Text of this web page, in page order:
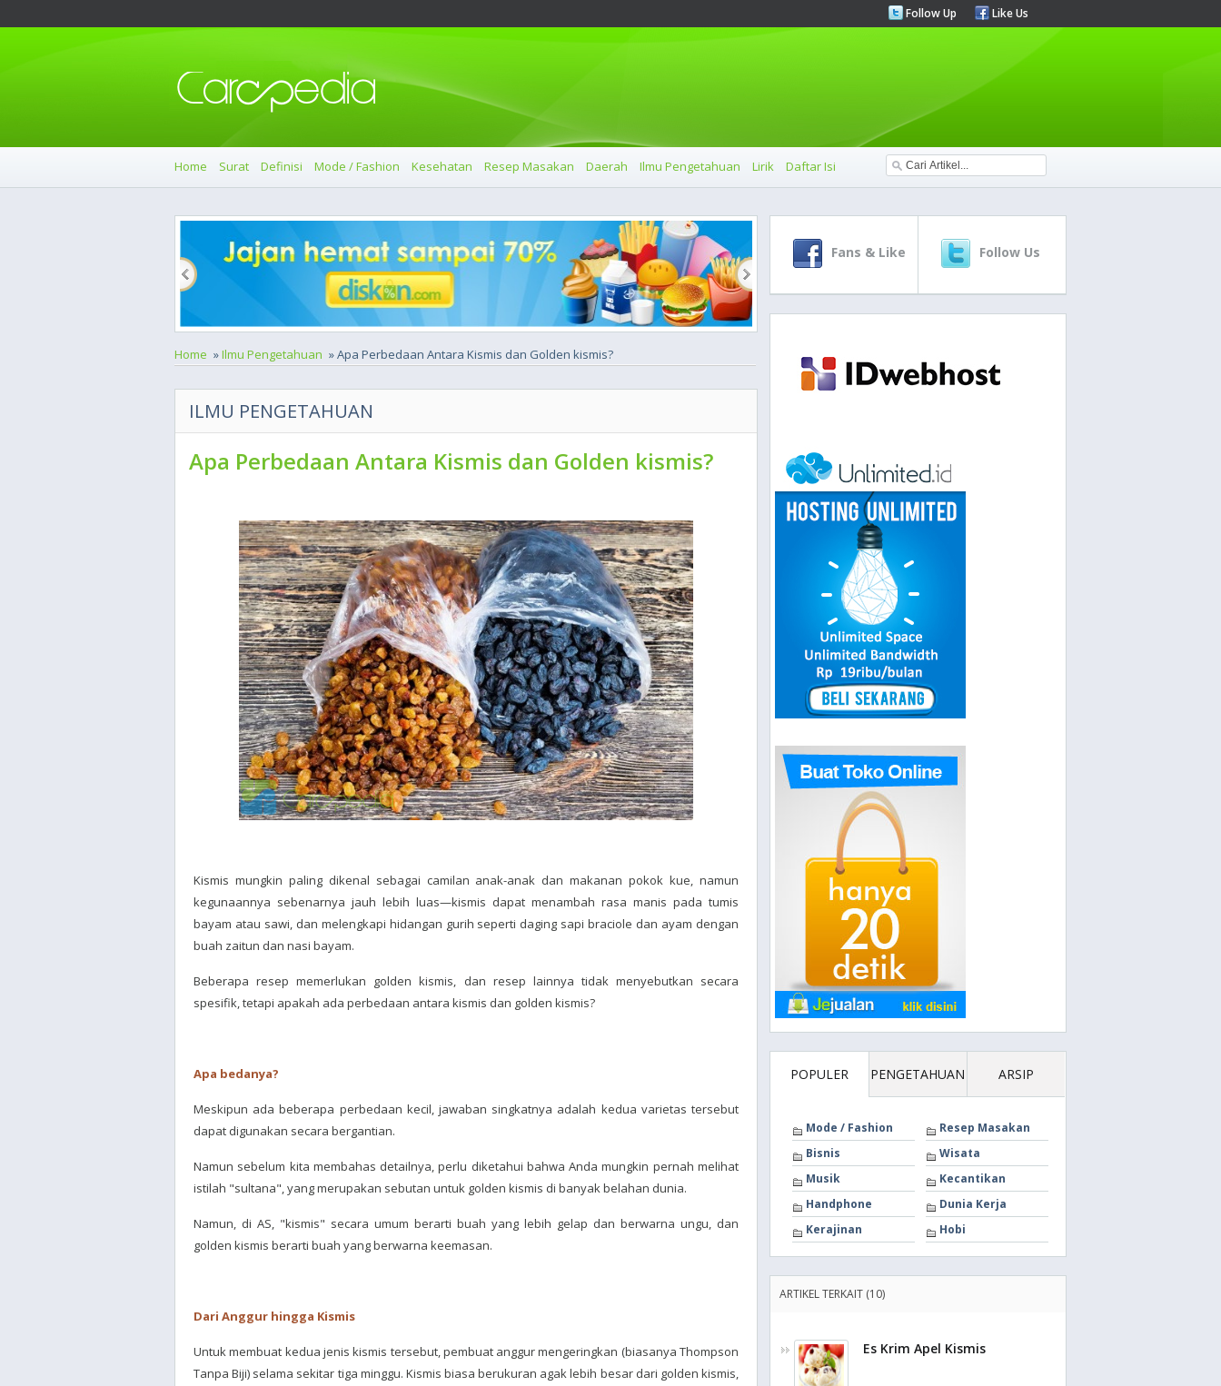
Follow Up Like Us
Home Surat Definisi Mode / Fashion Kesehatan Resep Masakan Daerah Ilmu Pengetahuan Lirik Daftar Isi
Home »Ilmu Pengetahuan » Apa Perbedaan Antara Kismis dan Golden kismis?
ILMU PENGETAHUAN
Apa Perbedaan Antara Kismis dan Golden kismis?
Kismis mungkin paling dikenal sebagai camilan anak-anak dan makanan pokok kue, namun
kegunaannya sebenarnya jauh lebih luas—kismis dapat menambah rasa manis pada tumis
bayam atau sawi, dan melengkapi hidangan gurih seperti daging sapi braciole dan ayam dengan
buah zaitun dan nasi bayam.
Beberapa resep memerlukan golden kismis, dan resep lainnya tidak menyebutkan secara
spesifik, tetapi apakah ada perbedaan antara kismis dan golden kismis?
Apa bedanya?
Meskipun ada beberapa perbedaan kecil, jawaban singkatnya adalah kedua varietas tersebut
dapat digunakan secara bergantian.
Namun sebelum kita membahas detailnya, perlu diketahui bahwa Anda mungkin pernah melihat
istilah "sultana", yang merupakan sebutan untuk golden kismis di banyak belahan dunia.
Namun, di AS, "kismis" secara umum berarti buah yang lebih gelap dan berwarna ungu, dan
golden kismis berarti buah yang berwarna keemasan.
Dari Anggur hingga Kismis
Untuk membuat kedua jenis kismis tersebut, pembuat anggur mengeringkan (biasanya Thompson
Tanpa Biji) selama sekitar tiga minggu. Kismis biasa berukuran agak lebih besar dari golden kismis,
Fans & Like Follow Us
POPULER PENGETAHUAN ARSIP
Mode / Fashion
Resep Masakan
Bisnis
Wisata
Musik
Kecantikan
Handphone
Dunia Kerja
Kerajinan
Hobi
ARTIKEL TERKAIT (10)
Es Krim Apel Kismis